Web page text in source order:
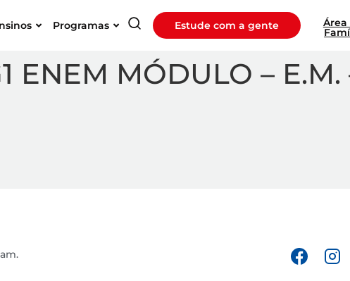
Programas Estude com a gente Área
ENEM MÓDULO – E.M.